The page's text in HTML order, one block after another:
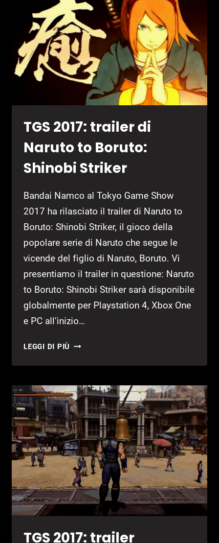
SVELATI
TRAILER
E
DATA
D’USCITA
TGS 2017: trailer di
Naruto to Boruto:
Shinobi Striker
Bandai Namco al Tokyo Game Show
2017 ha rilasciato il trailer di Naruto to
Boruto: Shinobi Striker, il gioco della
popolare serie di Naruto che segue le
vicende del figlio di Naruto, Boruto. Vi
presentiamo il trailer in questione: Naruto
to Boruto: Shinobi Striker sarà disponibile
globalmente per Playstation 4, Xbox One
e PC all’inizio…
LEGGI DI PIÙ TGS
TRAILER
NARUTO
TO
BORUTO:
SHINOBI
STRIKER
TGS 2017: trailer